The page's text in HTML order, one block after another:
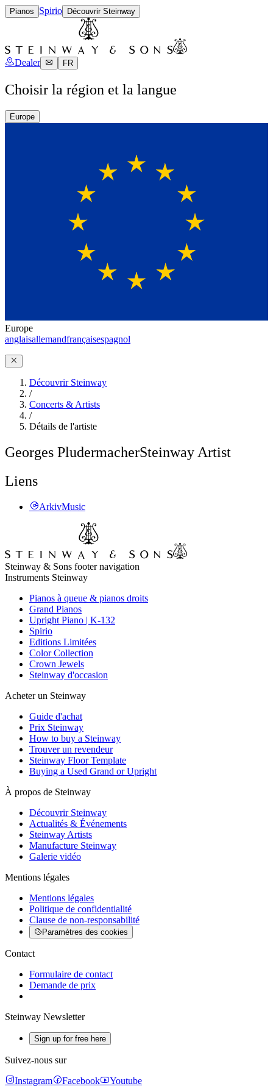
Pianos Spirio Découvrir Steinway
Dealer FR
Choisir la région et la langue
Europe
Europe
anglaisallemandfrançaisespagnol
Découvrir Steinway
/
Concerts & Artists
/
Détails de l'artiste
Georges PludermacherSteinway Artist
Liens
ArkivMusic
Steinway & Sons footer navigation
Instruments Steinway
Pianos à queue & pianos droits
Grand Pianos
Upright Piano | K-132
Spirio
Editions Limitées
Color Collection
Crown Jewels
Steinway d'occasion
Acheter un Steinway
Guide d'achat
Prix Steinway
How to buy a Steinway
Trouver un revendeur
Steinway Floor Template
Buying a Used Grand or Upright
À propos de Steinway
Découvrir Steinway
Actualités & Événements
Steinway Artists
Manufacture Steinway
Galerie vidéo
Mentions légales
Mentions légales
Politique de confidentialité
Clause de non-responsabilité
Paramètres des cookies
Contact
Formulaire de contact
Demande de prix
Steinway Newsletter
Sign up for free here
Suivez-nous sur
Instagram
Facebook Youtube